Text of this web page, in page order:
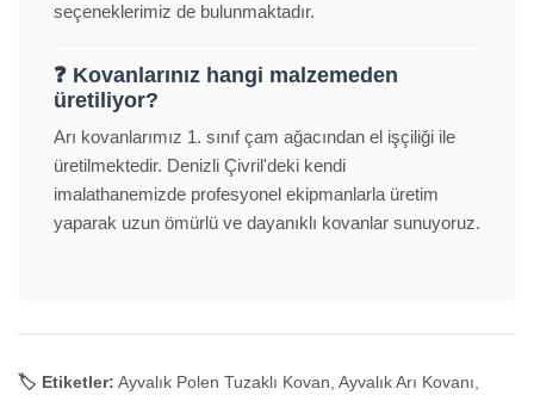
seçeneklerimiz de bulunmaktadır.
❓ Kovanlarınız hangi malzemeden
üretiliyor?
Arı kovanlarımız 1. sınıf çam ağacından el işçiliği ile
üretilmektedir. Denizli Çivril'deki kendi
imalathanemizde profesyonel ekipmanlarla üretim
yaparak uzun ömürlü ve dayanıklı kovanlar sunuyoruz.
🏷️ Etiketler: Ayvalık Polen Tuzaklı Kovan, Ayvalık Arı Kovanı,